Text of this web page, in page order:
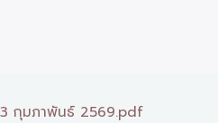
กุมภาพันธ์ 2569.pdf